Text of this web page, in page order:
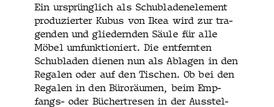
Ein ursprünglich als Schubladenele­ment
pro­duziert­er Kubus von Ikea wird zur tra­
gen­den und gliedern­den Säule für alle
Möbel umfunk­tion­iert. Die ent­fer­n­ten
Schubladen dienen nun als Abla­gen in den
Regalen oder auf den Tis­chen. Ob bei den
Regalen in den Büroräu­men, beim Emp­
fangs- oder Büchertre­sen in der Ausstel­